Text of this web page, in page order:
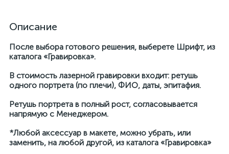
Описание
После выбора готового решения, выберете Шрифт, из
каталога «Гравировка».
В стоимость лазерной гравировки входит: ретушь
одного портрета (по плечи), ФИО, даты, эпитафия.
Ретушь портрета в полный рост, согласовывается
напрямую с Менеджером.
*Любой аксессуар в макете, можно убрать, или
заменить, на любой другой, из каталога «Гравировка»